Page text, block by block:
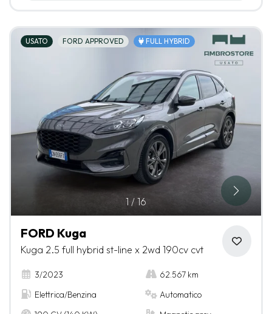
1 / 16
USATO FORD APPROVED FULL HYBRID
FORD Kuga
Kuga 2.5 full hybrid st-line x 2wd 190cv cvt
3/2023
62.567 km
Elettrica/Benzina
Automatico